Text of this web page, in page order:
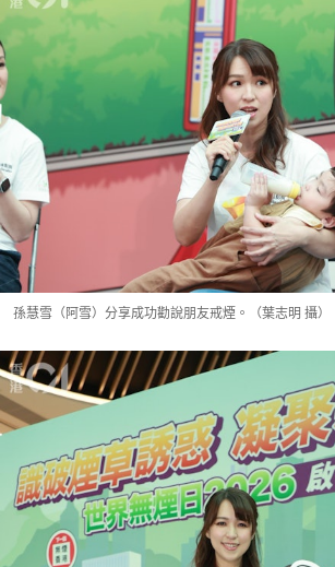
孫慧雪（阿雪）分享成功勸說朋友戒煙。（葉志明 攝）